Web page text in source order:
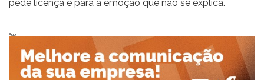
pede licença e para a emoção que não se explica.
Pub